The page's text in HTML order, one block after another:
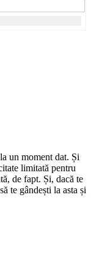
un moment dat. Și
limitată pentru
de fapt. Și, dacă te
te gândești la asta și